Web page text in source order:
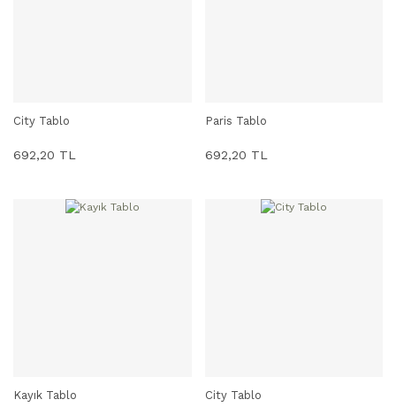
SEPETE EKLE
City Tablo
692,20 TL
SEPETE EKLE
Paris Tablo
692,20 TL
SEPETE EKLE
Kayık Tablo SEPETE EKLE
City Tablo